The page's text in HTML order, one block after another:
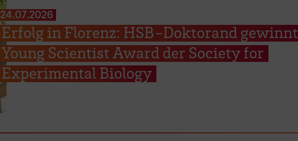
24.07.2026
Erfolg in Florenz: HSB-Doktorand gewinnt
Young Scientist Award der Society for
Experimental Biology